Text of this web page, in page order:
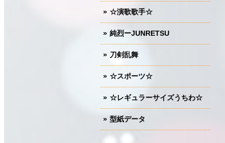
☆演歌歌手☆
純烈ーJUNRETSU
刀剣乱舞
☆スポーツ☆
☆レギュラーサイズうちわ☆
型紙データ